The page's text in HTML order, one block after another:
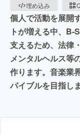
埋め込み
個人で活動を展開
トが増える中、
支えるため、法律
メンタルヘルス等
作ります。音楽業
バイブルを目指し